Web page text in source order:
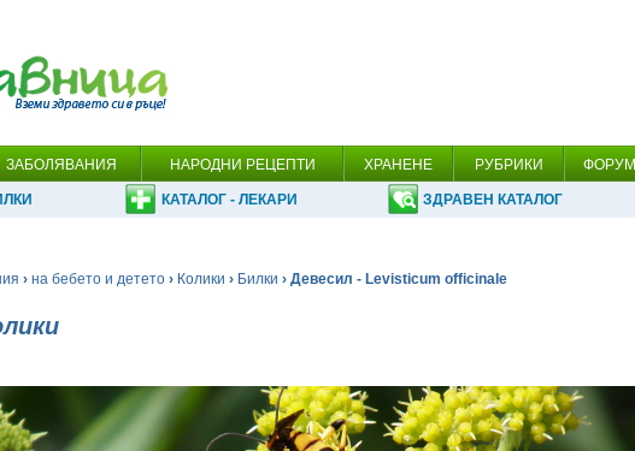
ЗАБОЛЯВАНИЯ НАРОДНИ РЕЦЕПТИ ХРАНЕНЕ РУБРИКИ ФОРУМ
КАТАЛОГ - ЛЕКАРИ ЗДРАВЕН КАТАЛОГ
› на бебето и детето › Колики › Билки › Девесил - Levisticum officinale